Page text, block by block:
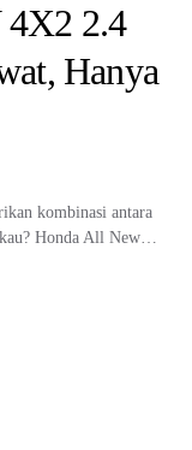
2.4
Hanya
kombinasi antara
Honda All New…